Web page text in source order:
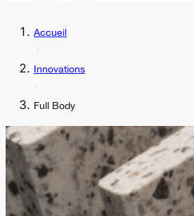
Accueil
Innovations
Full Body